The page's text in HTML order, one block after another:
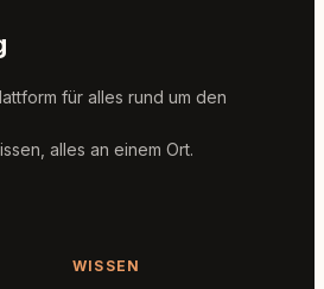
für alles rund um den
alles an einem Ort.
WISSEN